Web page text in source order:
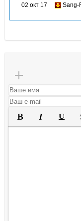
02 окт 17
Sang-
Полужирный
Курсив